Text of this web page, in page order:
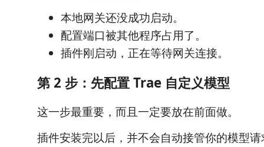
本地网关还没成功启动。
配置端口被其他程序占用了。
插件刚启动，正在等待网关连接。
第 2 步：先配置 Trae 自定义模型
这一步最重要，而且一定要放在前面做。
插件安装完以后，并不会自动接管你的模型